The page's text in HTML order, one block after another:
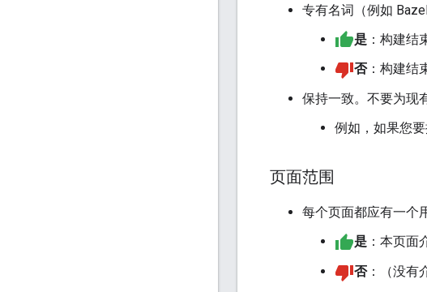
专有名词（例如
是 ：构建结
否：构建结
保持一致。不要为现
例如，如果您要
页面范围
每个页面都应有一个
是 ：本页面
否：（没有